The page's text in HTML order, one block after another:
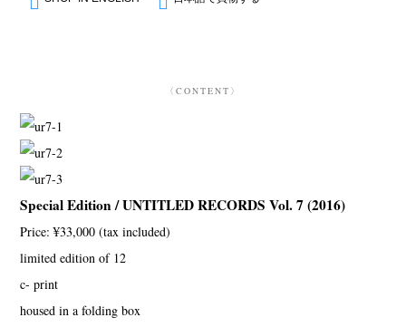
〈CONTENT〉
Special Edition / UNTITLED RECORDS Vol. 7 (2016)
Price: ¥33,000 (tax included)
limited edition of 12
c- print
housed in a folding box